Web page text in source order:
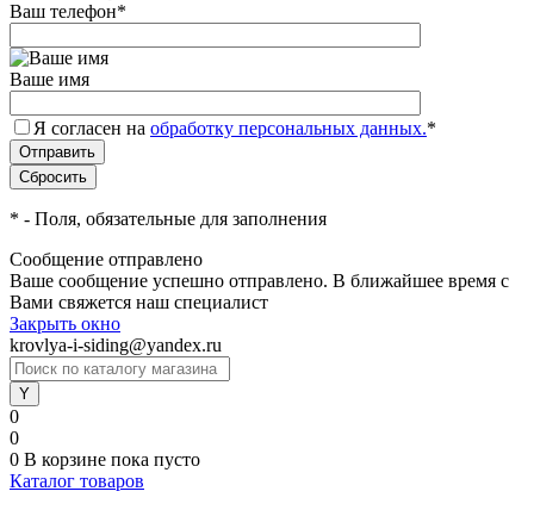
Ваш телефон*
Ваше имя
Я согласен на обработку персональных данных.*
* - Поля, обязательные для заполнения
Сообщение отправлено
Ваше сообщение успешно отправлено. В ближайшее время с
Вами свяжется наш специалист
Закрыть окно
krovlya-i-siding@yandex.ru
0
0
0 В корзине пока пусто
Каталог товаров